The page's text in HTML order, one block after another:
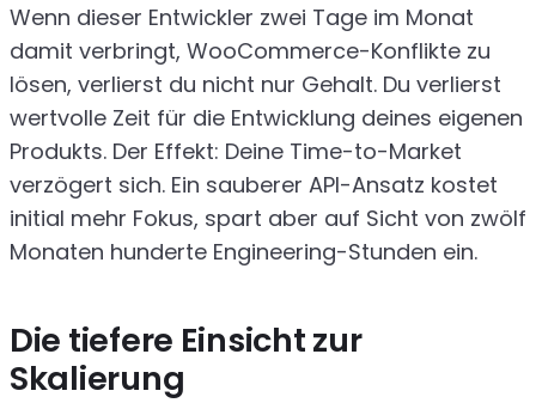
Wenn dieser Entwickler zwei Tage im Monat
damit verbringt, WooCommerce-Konflikte zu
lösen, verlierst du nicht nur Gehalt. Du verlierst
wertvolle Zeit für die Entwicklung deines eigenen
Produkts. Der Effekt: Deine Time-to-Market
verzögert sich. Ein sauberer API-Ansatz kostet
initial mehr Fokus, spart aber auf Sicht von zwölf
Monaten hunderte Engineering-Stunden ein.
Die tiefere Einsicht zur
Skalierung